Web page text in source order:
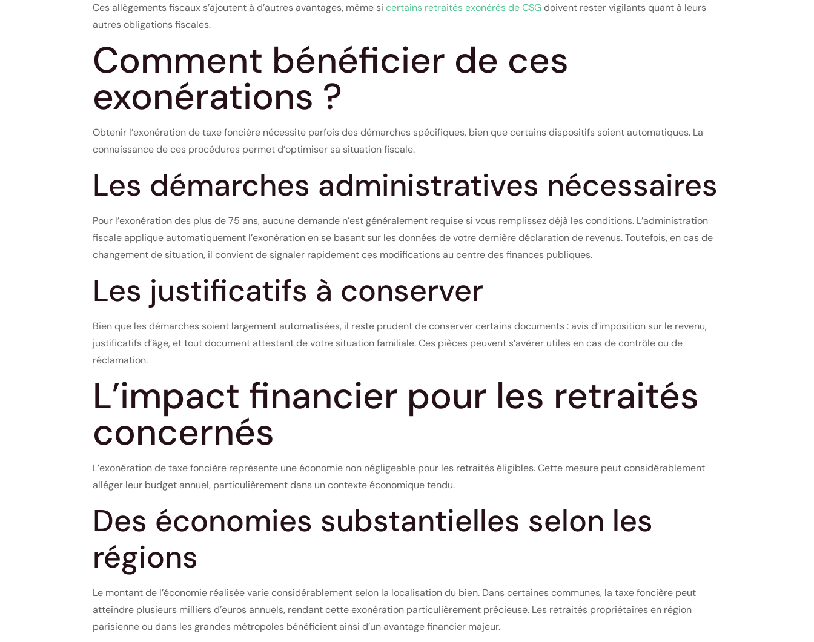
Ces allègements fiscaux s’ajoutent à d’autres avantages, même si certains retraités exonérés de CSGdoivent rester vigilants quant à leurs
autres obligations fiscales.
Comment bénéficier de ces
exonérations ?
Obtenir l’exonération de taxe foncière nécessite parfois des démarches spécifiques, bien que certains dispositifs soient automatiques. La
connaissance de ces procédures permet d’optimiser sa situation fiscale.
Les démarches administratives nécessaires
Pour l’exonération des plus de 75 ans, aucune demande n’est généralement requise si vous remplissez déjà les conditions. L’administration
fiscale applique automatiquement l’exonération en se basant sur les données de votre dernière déclaration de revenus. Toutefois, en cas de
changement de situation, il convient de signaler rapidement ces modifications au centre des finances publiques.
Les justificatifs à conserver
Bien que les démarches soient largement automatisées, il reste prudent de conserver certains documents : avis d’imposition sur le revenu,
justificatifs d’âge, et tout document attestant de votre situation familiale. Ces pièces peuvent s’avérer utiles en cas de contrôle ou de
réclamation.
L’impact financier pour les retraités
concernés
L’exonération de taxe foncière représente une économie non négligeable pour les retraités éligibles. Cette mesure peut considérablement
alléger leur budget annuel, particulièrement dans un contexte économique tendu.
Des économies substantielles selon les
régions
Le montant de l’économie réalisée varie considérablement selon la localisation du bien. Dans certaines communes, la taxe foncière peut
atteindre plusieurs milliers d’euros annuels, rendant cette exonération particulièrement précieuse. Les retraités propriétaires en région
parisienne ou dans les grandes métropoles bénéficient ainsi d’un avantage financier majeur.